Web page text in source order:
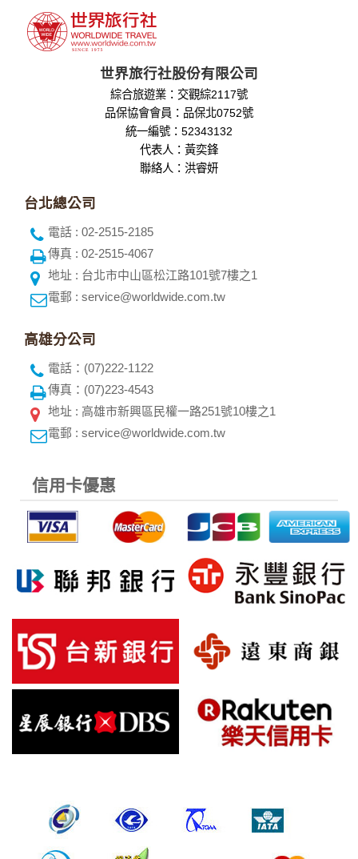
世界旅行社股份有限公司
綜合旅遊業：交觀綜2117號
品保協會會員：品保北0752號
統一編號：52343132
代表人：黃奕鋒
聯絡人：洪睿妍
台北總公司
電話 : 02-2515-2185
傳真 : 02-2515-4067
地址 : 台北市中山區松江路101號7樓之1
電郵 : service@worldwide.com.tw
高雄分公司
電話：(07)222-1122
傳真：(07)223-4543
地址 : 高雄市新興區民權一路251號10樓之1
電郵 : service@worldwide.com.tw
信用卡優惠